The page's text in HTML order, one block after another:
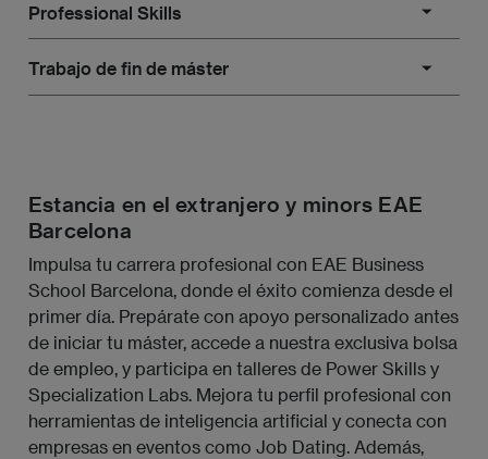
impacto en negocio
Módulo 2: Ética y Modelos de IA Basados en el
Cliente
Módulo 4: Generación de Aplicaciones Machine
Módulo 6: Procesamiento de Lenguaje Natural
e Imágenes
Módulo 7: Tecnologías Cloud: Frameworks y
Proyectos de IA
Professional Skills
Trabajo de fin de máster
Estancia en el extranjero y minors EAE
Barcelona
Impulsa tu carrera profesional con EAE Business
School Barcelona, donde el éxito comienza desde el
primer día. Prepárate con apoyo personalizado antes
de iniciar tu máster, accede a nuestra exclusiva bolsa
de empleo, y participa en talleres de Power Skills y
Specialization Labs. Mejora tu perfil profesional con
herramientas de inteligencia artificial y conecta con
empresas en eventos como Job Dating. Además,